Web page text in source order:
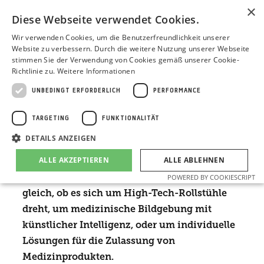
GESCHICHTEN AUS MEDIZIN, GESUNDHEIT UND SOZIALES
In den letzten Jahren realisieren wir
zunehmend Projekte in den Bereichen
Healthcare, Gesundheit und Soziales.
Vulnerable Zielgruppen stehen dabei oft im
sensiblen, emotionalen Branding und einem
anwendernahen Content Marketing. Ganz
gleich, ob es sich um High-Tech-Rollstühle
dreht, um medizinische Bildgebung mit
künstlicher Intelligenz, oder um individuelle
Lösungen für die Zulassung von
Medizinprodukten.
×
Diese Webseite verwendet Cookies.
Wir verwenden Cookies, um die Benutzerfreundlichkeit unserer
Website zu verbessern. Durch die weitere Nutzung unserer Webseite
stimmen Sie der Verwendung von Cookies gemäß unserer Cookie-
Richtlinie zu. Weitere Informationen
UNBEDINGT ERFORDERLICH PERFORMANCE
TARGETING FUNKTIONALITÄT
DETAILS ANZEIGEN
ALLE AKZEPTIEREN ALLE ABLEHNEN
Unbedingt erforderlich Performance
Targeting
Funktionalität
Unbedingt erforderliche Cookies ermöglichen wesentliche Kernfunktionen
der Website wie die Benutzeranmeldung und die Kontoverwaltung. Ohne
POWERED BY COOKIESCRIPT